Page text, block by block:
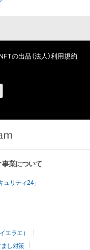
の出品（法人）利用規約
業について
リティ24」
エラエ）
し対策